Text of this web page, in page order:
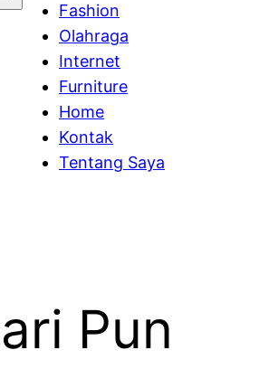
Fashion
Olahraga
Internet
Furniture
Home
Kontak
Tentang Saya
Pun